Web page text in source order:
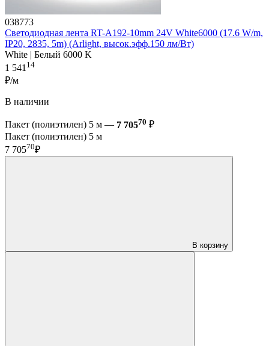
038773
Светодиодная лента RT-A192-10mm 24V White6000 (17.6 W/m,
IP20, 2835, 5m) (Arlight, высок.эфф.150 лм/Вт)
White | Белый 6000 K
1 54114
₽/м
В наличии
Пакет (полиэтилен) 5 м — 7 70570 ₽
Пакет (полиэтилен) 5 м
7 70570₽
В корзину